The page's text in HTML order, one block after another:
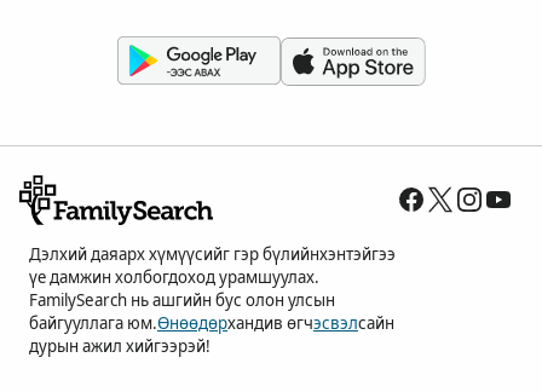
Дэлхий даяарх хүмүүсийг гэр бүлийнхэнтэйгээ
үе дамжин холбогдоход урамшуулах.
FamilySearch нь ашгийн бус олон улсын
байгууллага юм.Өнөөдөрхандив өгчэсвэлсайн
дурын ажил хийгээрэй!